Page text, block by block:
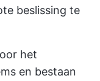
beslissing te
het
en bestaan